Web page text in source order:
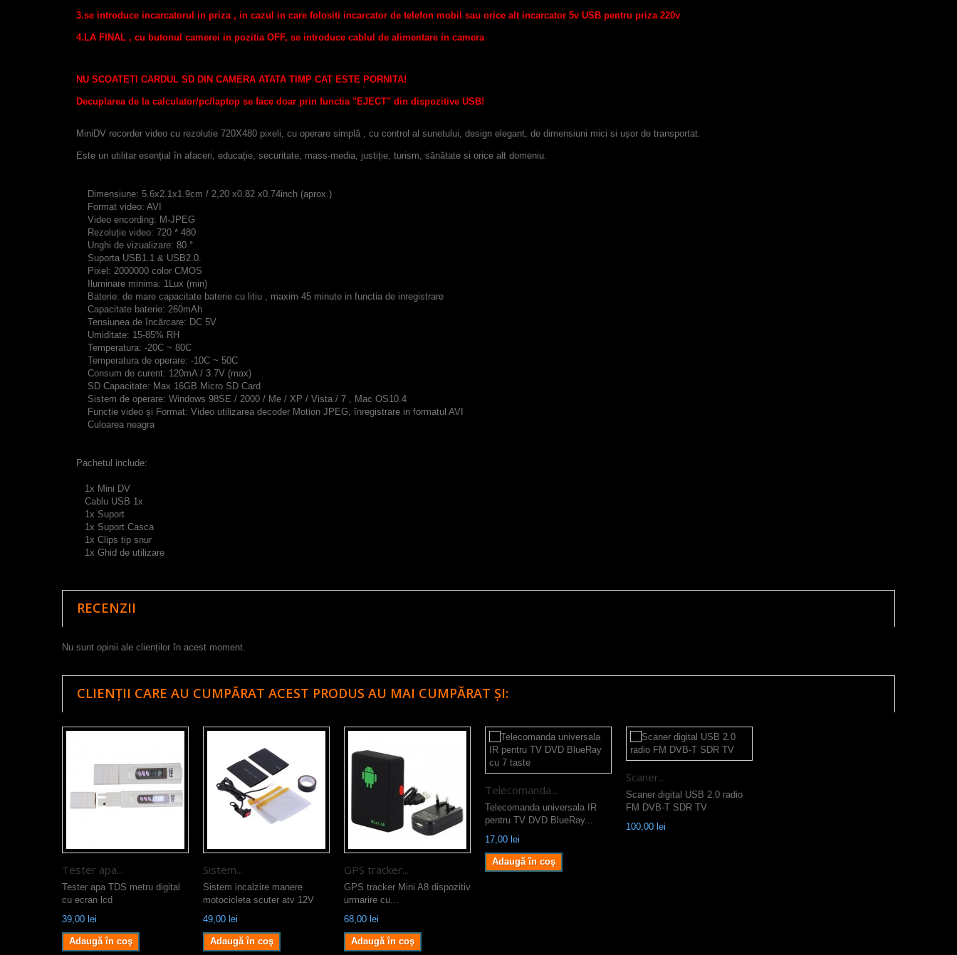
3.se introduce incarcatorul in priza , in cazul in care folositi incarcator de telefon mobil sau orice alt incarcator 5v USB pentru priza 220v
4.LA FINAL , cu butonul camerei in pozitia OFF, se introduce cablul de alimentare in camera
NU SCOATETI CARDUL SD DIN CAMERA ATATA TIMP CAT ESTE PORNITA!
Decuplarea de la calculator/pc/laptop se face doar prin functia "EJECT" din dispozitive USB!
MiniDV recorder video cu rezolutie 720X480 pixeli, cu operare simplă , cu control al sunetului, design elegant, de dimensiuni mici si ușor de transportat.
Este un utilitar esențial în afaceri, educație, securitate, mass-media, justiție, turism, sănătate si orice alt domeniu.
Dimensiune: 5.6x2.1x1.9cm / 2,20 x0.82 x0.74inch (aprox.)
Format video: AVI
Video encording: M-JPEG
Rezoluție video: 720 * 480
Unghi de vizualizare: 80 °
Suporta USB1.1 & USB2.0.
Pixel: 2000000 color CMOS
Iluminare minima: 1Lux (min)
Baterie: de mare capacitate baterie cu litiu , maxim 45 minute in functia de inregistrare
Capacitate baterie: 260mAh
Tensiunea de încărcare: DC 5V
Umiditate: 15-85% RH
Temperatura: -20C ~ 80C
Temperatura de operare: -10C ~ 50C
Consum de curent: 120mA / 3.7V (max)
SD Capacitate: Max 16GB Micro SD Card
Sistem de operare: Windows 98SE / 2000 / Me / XP / Vista / 7 , Mac OS10.4
Funcție video și Format: Video utilizarea decoder Motion JPEG, înregistrare in formatul AVI
Culoarea neagra
Pachetul include:
1x Mini DV
Cablu USB 1x
1x Suport
1x Suport Casca
1x Clips tip snur
1x Ghid de utilizare
RECENZII
Nu sunt opinii ale clienților în acest moment.
CLIENȚII CARE AU CUMPĂRAT ACEST PRODUS AU MAI CUMPĂRAT ȘI:
Tester apa...
Tester apa TDS metru digital
cu ecran lcd
39,00 lei
Adaugă în coş
Sistem...
Sistem incalzire manere
motocicleta scuter atv 12V
49,00 lei
Adaugă în coş
GPS tracker...
GPS tracker Mini A8 dispozitiv
urmarire cu...
68,00 lei
Adaugă în coş
Telecomanda...
Telecomanda universala IR
pentru TV DVD BlueRay...
17,00 lei
Adaugă în coş
Scaner...
Scaner digital USB 2.0 radio
FM DVB-T SDR TV
100,00 lei